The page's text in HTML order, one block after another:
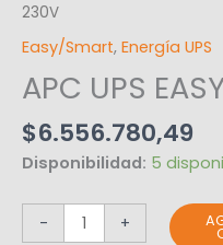
230V
Easy/Smart, Energía UPS
APC UPS
$6.556.780,49
Disponibilidad: 5
- +